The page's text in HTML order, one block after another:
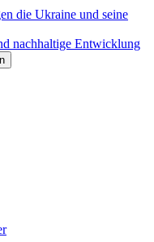
die Ukraine und seine
nachhaltige Entwicklung